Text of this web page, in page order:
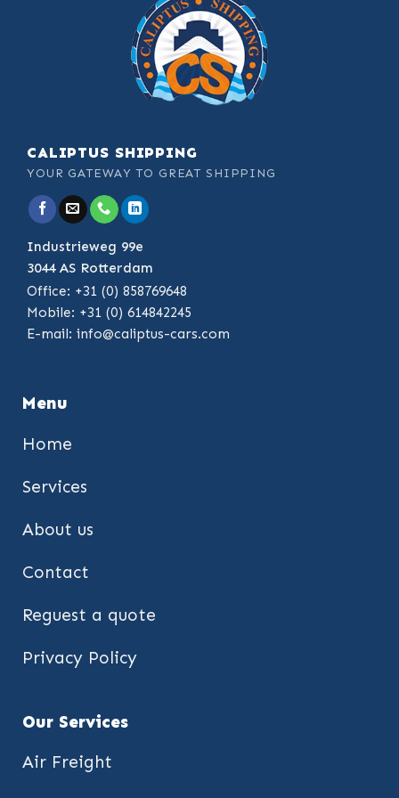
CALIPTUS SHIPPING
YOUR GATEWAY TO GREAT SHIPPING
Industrieweg 99e
3044 AS Rotterdam
Office: +31 (0) 858769648
Mobile: +31 (0) 614842245
E-mail: info@caliptus-cars.com
Menu
Home
Services
About us
Contact
Reguest a quote
Privacy Policy
Our Services
Air Freight